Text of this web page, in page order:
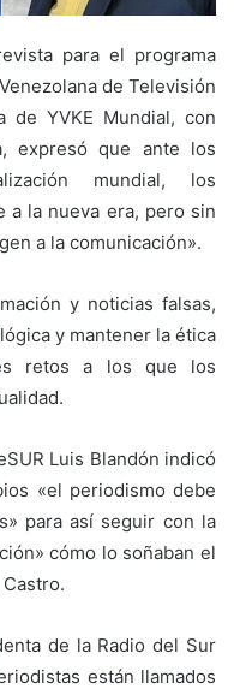
para el programa
de Televisión
de YVKE Mundial, con
expresó que ante los
mundial, los
a la nueva era, pero sin
a la comunicación».
y noticias falsas,
y mantener la ética
retos a los que los
Luis Blandón indicó
«el periodismo debe
para así seguir con la
cómo lo soñaban el
de la Radio del Sur
están llamados